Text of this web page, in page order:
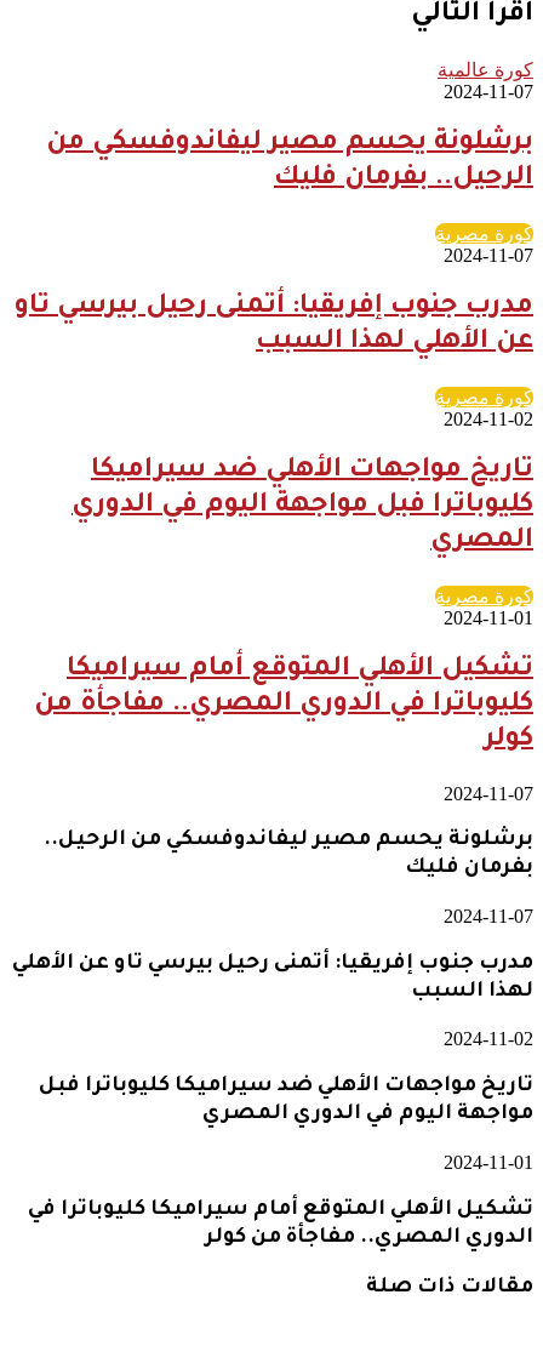
أقرأ التالي
كورة عالمية
2024-11-07
برشلونة يحسم مصير ليفاندوفسكي من
الرحيل.. بفرمان فليك
كورة مصرية
2024-11-07
مدرب جنوب إفريقيا: أتمنى رحيل بيرسي تاو
عن الأهلي لهذا السبب
كورة مصرية
2024-11-02
تاريخ مواجهات الأهلي ضد سيراميكا
كليوباترا فبل مواجهة اليوم في الدوري
المصري
كورة مصرية
2024-11-01
تشكيل الأهلي المتوقع أمام سيراميكا
كليوباترا في الدوري المصري.. مفاجأة من
كولر
2024-11-07
برشلونة يحسم مصير ليفاندوفسكي من الرحيل..
بفرمان فليك
2024-11-07
مدرب جنوب إفريقيا: أتمنى رحيل بيرسي تاو عن الأهلي
لهذا السبب
2024-11-02
تاريخ مواجهات الأهلي ضد سيراميكا كليوباترا فبل
مواجهة اليوم في الدوري المصري
2024-11-01
تشكيل الأهلي المتوقع أمام سيراميكا كليوباترا في
الدوري المصري.. مفاجأة من كولر
مقالات ذات صلة